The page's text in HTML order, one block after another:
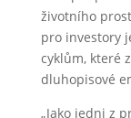
životního
pro investory
cyklům, které
dluhopisové
„Jako jedni z